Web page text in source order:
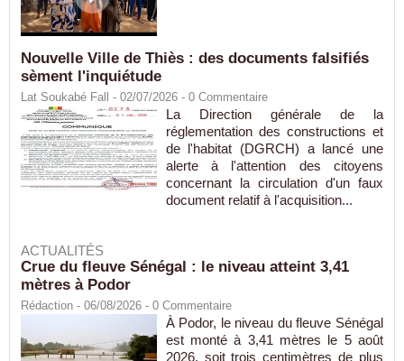
Nouvelle Ville de Thiès : des documents falsifiés
sèment l'inquiétude
Lat Soukabé Fall - 02/07/2026 - 0 Commentaire
La Direction générale de la
réglementation des constructions et
de l'habitat (DGRCH) a lancé une
alerte à l'attention des citoyens
concernant la circulation d'un faux
document relatif à l'acquisition...
ACTUALITÉS
Crue du fleuve Sénégal : le niveau atteint 3,41
mètres à Podor
Rédaction - 06/08/2026 - 0 Commentaire
À Podor, le niveau du fleuve Sénégal
est monté à 3,41 mètres le 5 août
2026, soit trois centimètres de plus